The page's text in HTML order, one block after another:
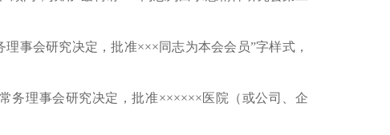
事会研究决定，批准×××同志为本会会员”字样式，
务理事会研究决定，批准××××××医院（或公司、企